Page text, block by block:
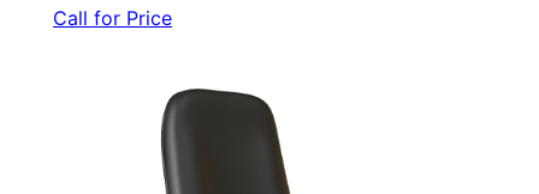
Call for Price